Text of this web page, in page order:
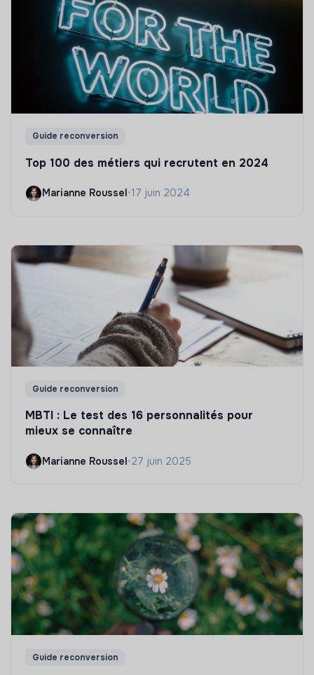
Guide reconversion
Top 100 des métiers qui recrutent en 2024
Marianne Roussel•17 juin 2024
Guide reconversion
MBTI : Le test des 16 personnalités pour
mieux se connaître
Marianne Roussel•27 juin 2025
Guide reconversion